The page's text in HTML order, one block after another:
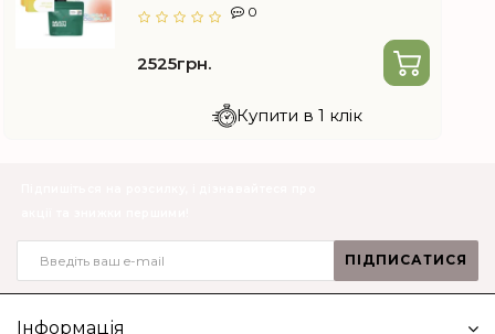
висипах, сухості та псоріазі від
Choice
0
2525грн.
Купити в 1 клік
ПІДПИСАТИСЯ
Інформація